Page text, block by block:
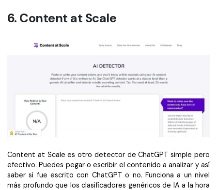
6. Content at Scale
Content at Scale es otro detector de ChatGPT simple pero
efectivo. Puedes pegar o escribir el contenido a analizar y así
saber si fue escrito con ChatGPT o no. Funciona a un nivel
más profundo que los clasificadores genéricos de IA a la hora